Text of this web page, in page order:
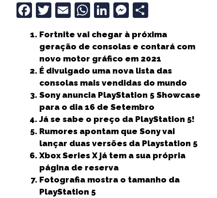
F
c
e
b
o
o
k
T
it
t
e
r
E
ai
l
W
a
ts
A
p
p
Li
k
e
dI
n
M
ss
e
n
g
e
r
a
r
e
Fortnite vai chegar à próxima
geração de consolas e contará com
novo motor gráfico em 2021
É divulgado uma nova lista das
consolas mais vendidas do mundo
Sony anuncia PlayStation 5 Showcase
para o dia 16 de Setembro
Já se sabe o preço da PlayStation 5!
Rumores apontam que Sony vai
lançar duas versões da Playstation 5
Xbox Series X já tem a sua própria
página de reserva
Fotografia mostra o tamanho da
PlayStation 5